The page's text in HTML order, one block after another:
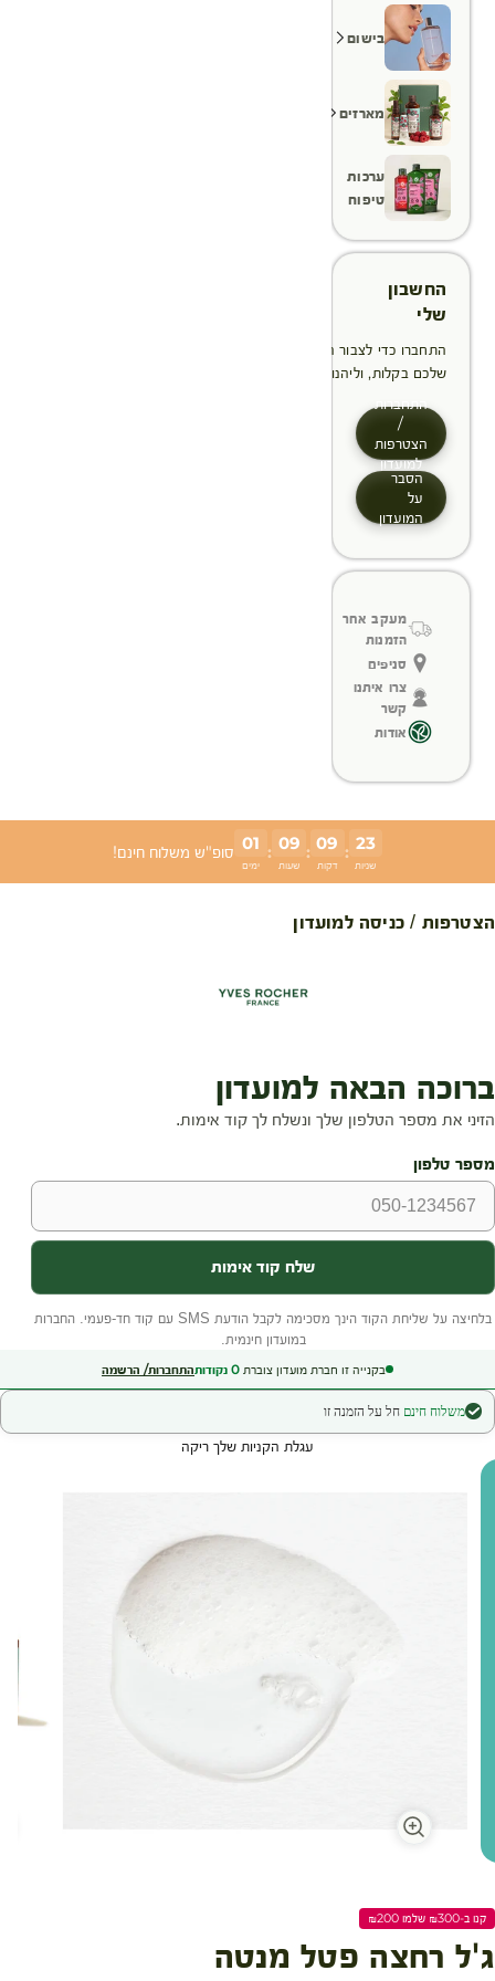
בישום
מארזים
ערכות
טיפוח
החשבון
שלי
התחברו כדי לצבור הטבות, לנהל ולעקוב אחר ההזמנות
שלכם בקלות, וליהנות מתהליך תשלום מהיר יותר
התחברות
/
הצטרפות
למועדון
הסבר
על
המועדון
מעקב אחר
הזמנות
סניפים
צרו איתנו
קשר
אודות
01
ימים
: 09
שעות
: 09
דקות
: 23
שניות
סופ"ש משלוח חינם!
הצטרפות / כניסה למועדון
בקנייה זו חברת מועדון צוברת 0 נקודותהתחברות/ הרשמה
משלוח חינם חל על הזמנה זו
עגלת הקניות שלך ריקה
קנו ב-₪300 שלמו ₪200
ג'ל רחצה פטל מנטה